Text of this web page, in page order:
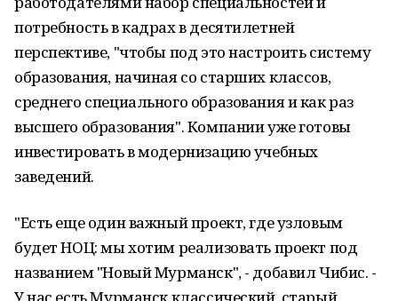
потребность в кадрах в десятилетней
перспективе, "чтобы под это настроить систему
образования, начиная со старших классов,
среднего специального образования и как раз
высшего образования". Компании уже готовы
инвестировать в модернизацию учебных
заведений.
"Есть еще один важный проект, где узловым
будет НОЦ: мы хотим реализовать проект под
названием "Новый Мурманск", - добавил Чибис. -